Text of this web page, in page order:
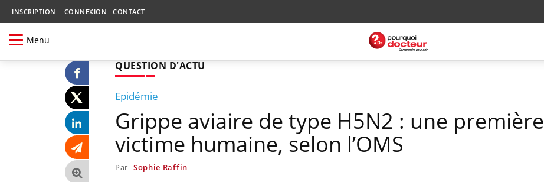
INSCRIPTION CONNEXION CONTACT
Menu
QUESTION D'ACTU
Epidémie
Grippe aviaire de type H5N2 : une première
victime humaine, selon l’OMS
Par Sophie Raffin